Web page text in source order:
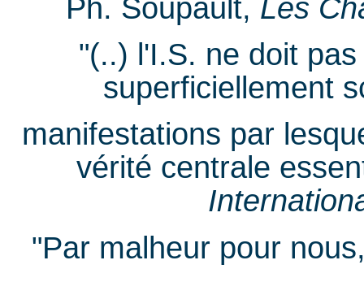
Ph. Soupault, Les
"(..) l'I.S. ne doit
superficiellement
manifestations par
vérité centrale
"Par malheur pour